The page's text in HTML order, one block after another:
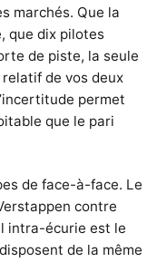
marchés. Que la
que dix pilotes
de piste, la seule
de vos deux
permet
que le pari
de face-à-face. Le
contre
intra-écurie est le
de la même